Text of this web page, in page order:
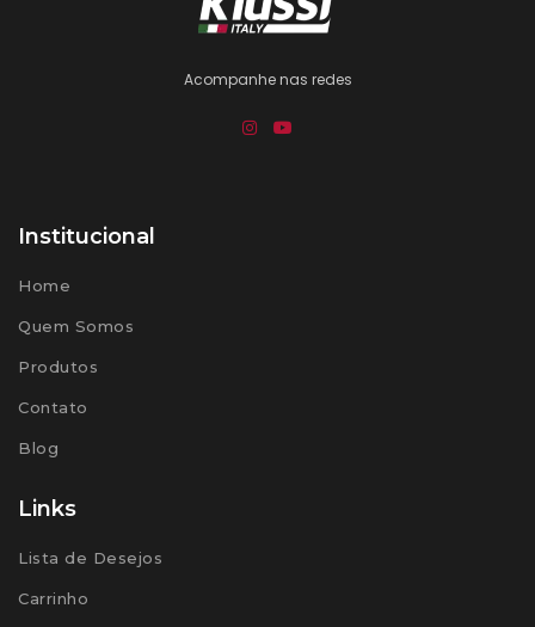
Acompanhe nas redes
Institucional
Home
Quem Somos
Produtos
Contato
Blog
Links
Lista de Desejos
Carrinho